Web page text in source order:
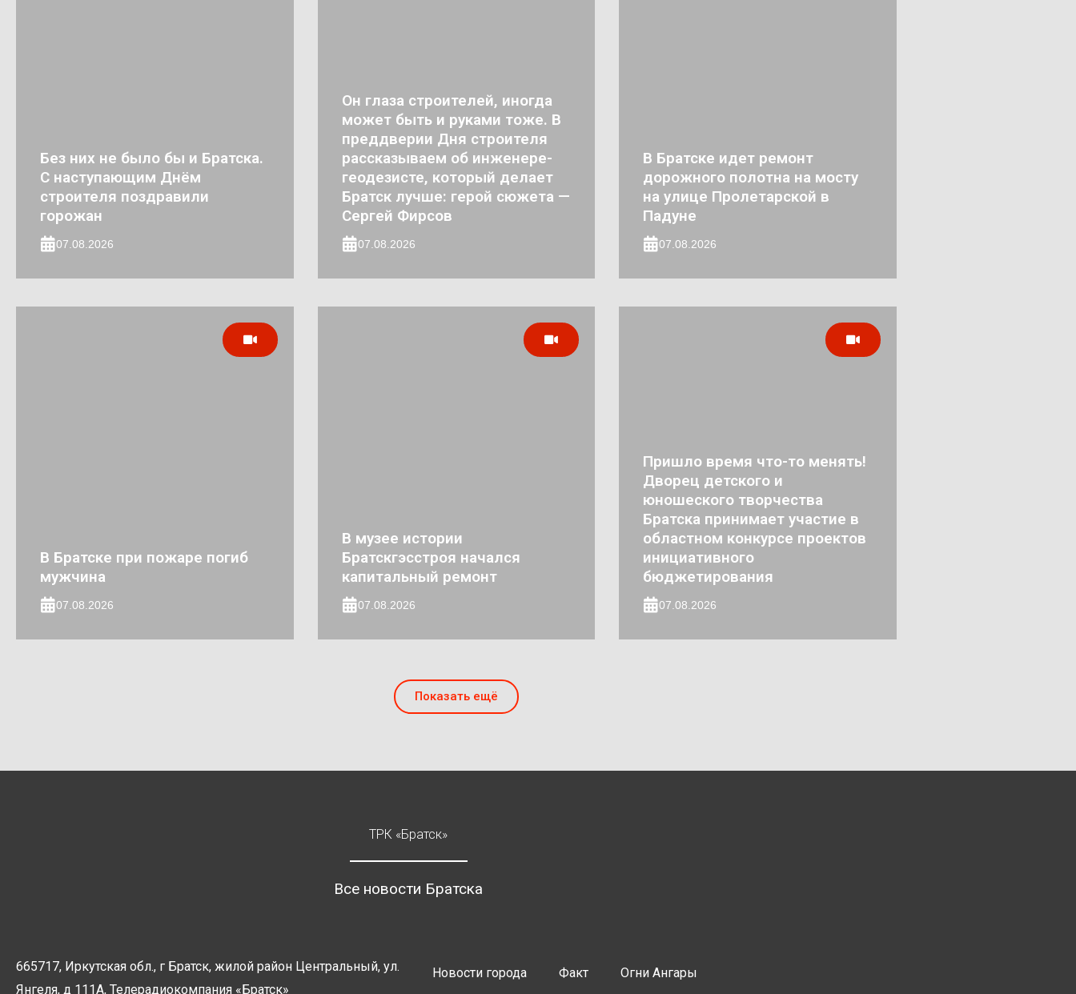
Без них не было бы и Братска.
С наступающим Днём
строителя поздравили
горожан
07.08.2026
Он глаза строителей, иногда
может быть и руками тоже. В
преддверии Дня строителя
рассказываем об инженере-
геодезисте, который делает
Братск лучше: герой сюжета —
Сергей Фирсов
07.08.2026
В Братске идет ремонт
дорожного полотна на мосту
на улице Пролетарской в
Падуне
07.08.2026
В Братске при пожаре погиб
мужчина
07.08.2026
В музее истории
Братскгэсстроя начался
капитальный ремонт
07.08.2026
Пришло время что-то менять!
Дворец детского и
юношеского творчества
Братска принимает участие в
областном конкурсе проектов
инициативного
бюджетирования
07.08.2026
Показать ещё
ТРК «Братск»
Все новости Братска
665717, Иркутская обл., г Братск, жилой район Центральный, ул.
Янгеля, д 111А, Телерадиокомпания «Братск»
Новости города Факт Огни Ангары